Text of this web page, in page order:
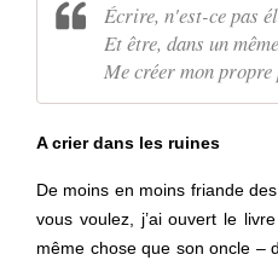
Écrire, n'est-ce pas
Et être, dans un
Me créer mon
A crier dans les ruines
De moins en moins friande
vous voulez, j’ai ouvert le
même chose que son oncle –